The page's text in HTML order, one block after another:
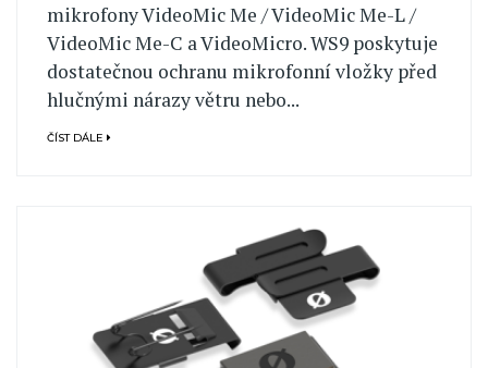
mikrofony VideoMic Me / VideoMic Me-L /
VideoMic Me-C a VideoMicro. WS9 poskytuje
dostatečnou ochranu mikrofonní vložky před
hlučnými nárazy větru nebo...
ČÍST DÁLE